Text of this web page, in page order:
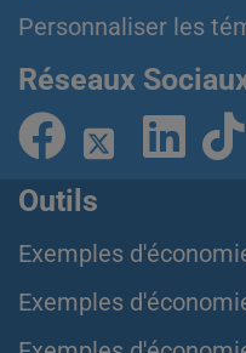
Personnaliser les
Réseaux
Outils
Exemples
Exemples